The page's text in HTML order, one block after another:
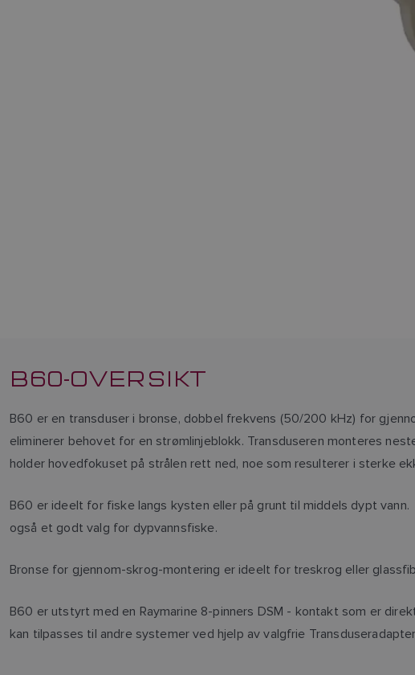
B60-OVERSIKT
B60 er en transduser i bronse, dobbel frekvens (50/200 kHz) for
eliminerer behovet for en strømlinjeblokk. Transduseren monteres
holder hovedfokuset på strålen rett ned, noe som resulterer i sterke
B60 er ideelt for fiske langs kysten eller på grunt til middels dypt
også et godt valg for dypvannsfiske.
Bronse for gjennom-skrog-montering er ideelt for treskrog eller
B60 er utstyrt med en Raymarine 8-pinners DSM - kontakt som er
kan tilpasses til andre systemer ved hjelp av valgfrie